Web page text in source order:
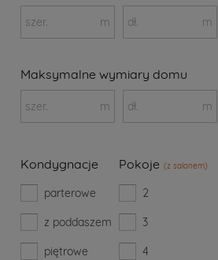
szer. m dł. m
Maksymalne wymiary domu
szer. m dł. m
Kondygnacje
parterowe
z poddaszem
piętrowe
Pokoje (z salonem)
2
3
4